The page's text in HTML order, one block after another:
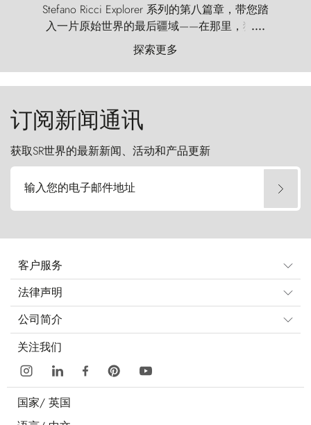
Stefano Ricci Explorer 系列的第八篇章，带您踏
入一片原始世界的最后疆域——在那里，狂风
以远古的怒号雕琢着自然，而百内塔（Torres
del Paine）则宛如石砌的哨兵，傲然向苍穹发
起挑战。
....
探索更多
订阅新闻通讯
获取SR世界的最新新闻、活动和产品更新
输入您的电子邮件地址
客户服务
法律声明
公司简介
关注我们
国家/ 英国